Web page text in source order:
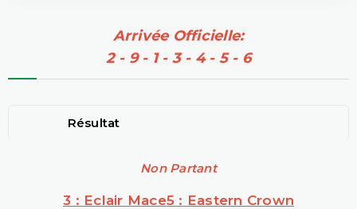
Arrivée Officielle:
2 - 9 - 1 - 3 - 4 - 5 - 6
Résultat
Non Partant
3 : Eclair Mace5 : Eastern Crown